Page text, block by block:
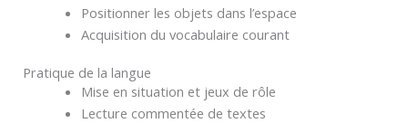
Positionner les objets dans l’espace
Acquisition du vocabulaire courant
Pratique de la langue
Mise en situation et jeux de rôle
Lecture commentée de textes